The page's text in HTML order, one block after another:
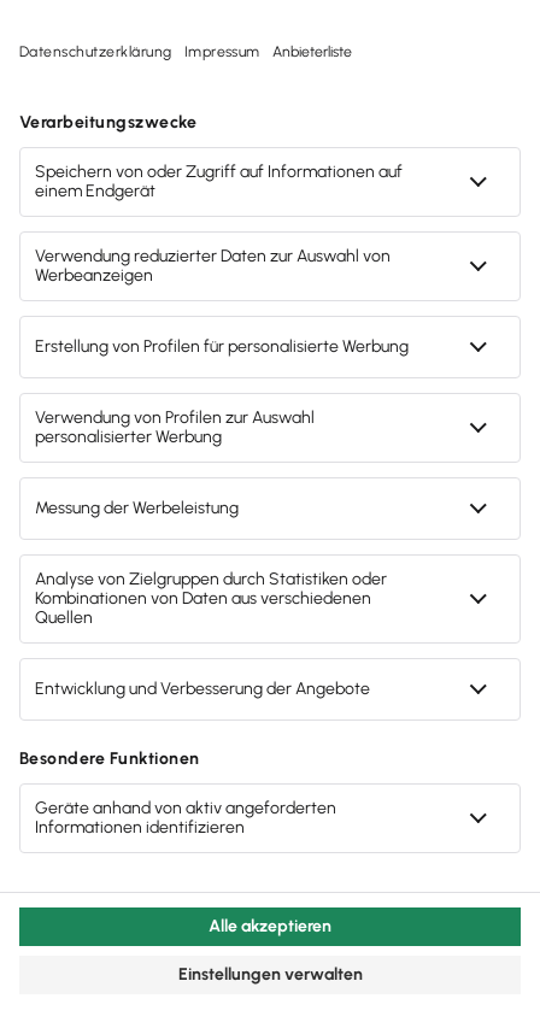
In- und Auslands­dienstreisen abrechnen
Lexware myCenter
ab28,90 €
mtl. Rate(zzgl. MwSt.)
Kostenlose Beratung
Du hast noch weitere Fragen
zu unserer Software? Wir sind
gern für dich da.
Wir sind Mo-Fr von 8:00 - 18:00 Uhr für dich da.